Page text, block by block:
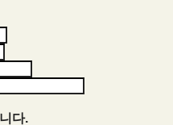
다.